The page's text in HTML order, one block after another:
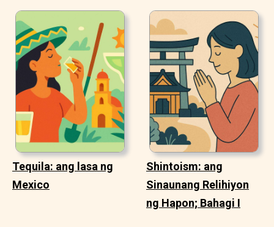
Tequila: ang lasa ng
Mexico
Shintoism: ang
Sinaunang Relihiyon
ng Hapon; Bahagi I